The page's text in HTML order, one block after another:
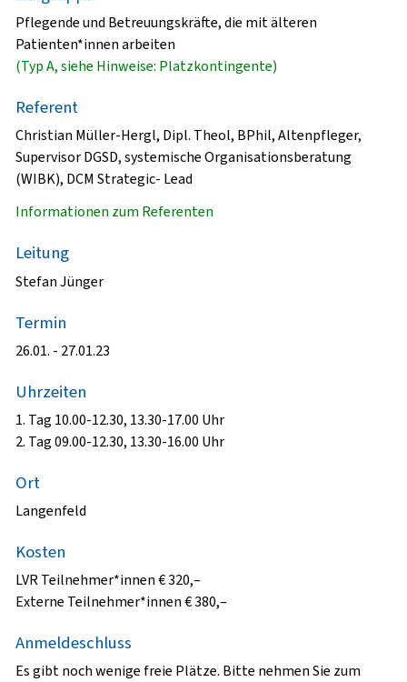
Pflegende und Betreuungskräfte, die mit älteren
Patienten*innen arbeiten
(Typ A, siehe Hinweise: Platzkontingente)
Referent
Christian Müller-Hergl, Dipl. Theol, BPhil, Altenpfleger,
Supervisor DGSD, systemische Organisationsberatung
(WIBK), DCM Strategic- Lead
Informationen zum Referenten
Leitung
Stefan Jünger
Termin
26.01. - 27.01.23
Uhrzeiten
1. Tag 10.00-12.30, 13.30-17.00 Uhr
2. Tag 09.00-12.30, 13.30-16.00 Uhr
Ort
Langenfeld
Kosten
LVR Teilnehmer*innen € 320,–
Externe Teilnehmer*innen € 380,–
Anmeldeschluss
Es gibt noch wenige freie Plätze. Bitte nehmen Sie zum